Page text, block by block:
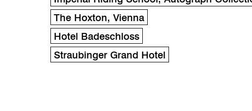
The Hoxton, Vienna
Hotel Badeschloss
Straubinger Grand Hotel